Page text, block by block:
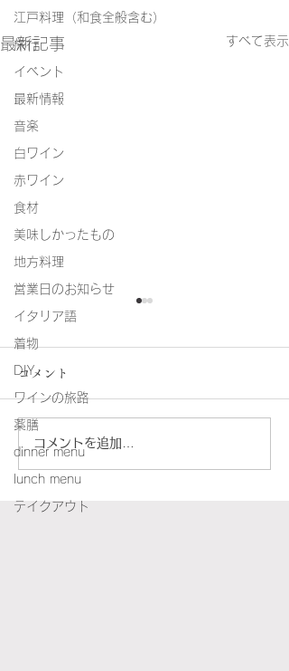
江戸料理（和食全般含む）
旅行
イベント
最新情報
音楽
白ワイン
赤ワイン
食材
美味しかったもの
地方料理
営業日のお知らせ
イタリア語
着物
DIY
ワインの旅路
薬膳
dinner menu
lunch menu
テイクアウト
最新記事 すべて表示
8月のワインの旅路｜ルー
サンヌ＆マルサンヌ
コメント
コメントを追加…